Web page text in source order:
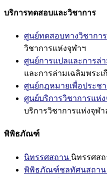
บริการทดสอบและวิชาการ
ศูนย์ทดสอบทางวิชากา
วิชาการแห่งจุฬาฯ
ศูนย์การแปลและการล่
และการล่ามเฉลิมพระเ
ศูนย์กฎหมายเพื่อประช
ศูนย์บริการวิชาการแห่
บริการวิชาการแห่งจุฬ
พิพิธภัณฑ์
นิทรรศสถาน นิทรรศส
พิพิธภัณฑ์ชลทัศนสถาน